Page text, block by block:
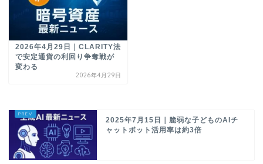
2026年4月29日｜CLARITY法
で安定通貨の利回り争奪戦が
変わる
2026年4月29日
2025年7月15日｜脆弱な子どものAIチ
ャットボット活用率は約3倍